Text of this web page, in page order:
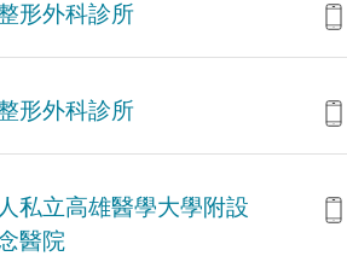
形外科診所
形外科診所
私立高雄醫學大學附設
醫院